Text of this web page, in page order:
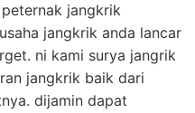
jangkrik
jangkrik anda lancar
ni kami surya jangrik
jangkrik baik dari
dijamin dapat